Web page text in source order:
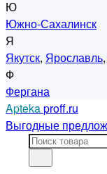
Ю
Южно-Сахалинск
Я
Якутск, Ярославль,
Ф
Фергана
Aptekaproff.ru
Выгодные